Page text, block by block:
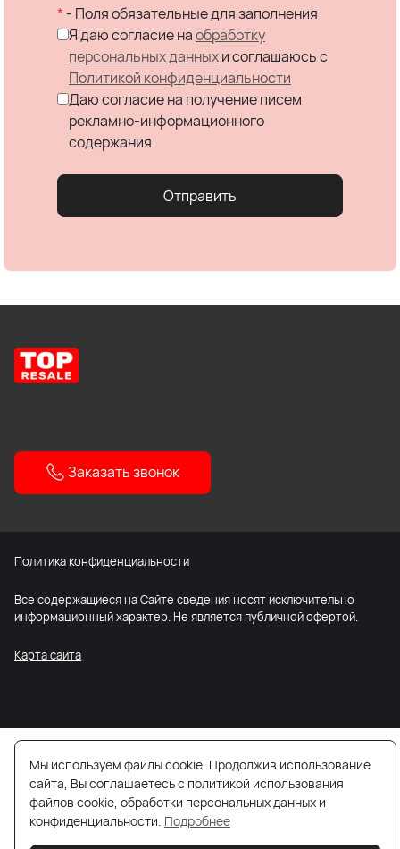
* - Поля обязательные для заполнения
Я даю согласие наобработку
персональных данныхи соглашаюсь c
Политикой конфиденциальности
Даю согласие на получение писем
рекламно-информационного
содержания
Отправить
Заказать звонок
Политика конфиденциальности
Все содержащиеся на Сайте сведения носят исключительно
информационный характер. Не является публичной офертой.
Карта сайта
Мы используем файлы cookie. Продолжив использование
сайта, Вы соглашаетесь с политикой использования
файлов cookie, обработки персональных данных и
конфиденциальности. Подробнее